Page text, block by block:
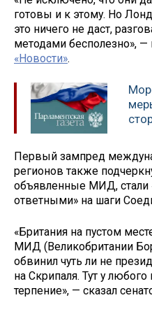
готовы и к этому. Но
это ничего не даст,
методами бесполезно», —
«Новости».
Первый зампред
регионов также
объявленные МИД, стали
ответными» на шаги
«Британия на пустом
МИД (Великобритании
обвинил чуть ли не
на Скрипаля. Тут у
терпение», — сказал